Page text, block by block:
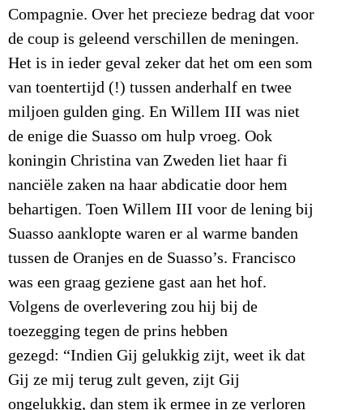
Compagnie. Over het precieze bedrag dat voor
de coup is geleend verschillen de meningen.
Het is in ieder geval zeker dat het om een som
van toentertijd (!) tussen anderhalf en twee
miljoen gulden ging. En Willem III was niet
de enige die Suasso om hulp vroeg. Ook
koningin Christina van Zweden liet haar fi
nanciële zaken na haar abdicatie door hem
behartigen. Toen Willem III voor de lening bij
Suasso aanklopte waren er al warme banden
tussen de Oranjes en de Suasso’s. Francisco
was een graag geziene gast aan het hof.
Volgens de overlevering zou hij bij de
toezegging tegen de prins hebben
gezegd: “Indien Gij gelukkig zijt, weet ik dat
Gij ze mij terug zult geven, zijt Gij
ongelukkig, dan stem ik ermee in ze verloren